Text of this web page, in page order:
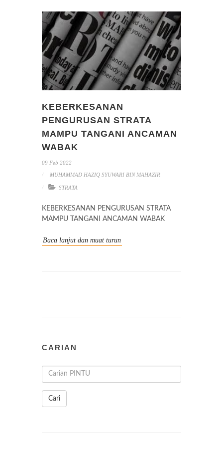
KEBERKESANAN
PENGURUSAN STRATA
MAMPU TANGANI ANCAMAN
WABAK
09 Feb 2022
MUHAMMAD HAZIQ SYUWARI BIN MAHAZIR
STRATA
KEBERKESANAN PENGURUSAN STRATA
MAMPU TANGANI ANCAMAN WABAK
Baca lanjut dan muat turun
CARIAN
Cari